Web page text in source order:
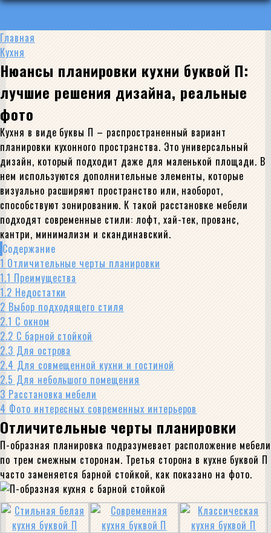
Главная
Кухня
Нюансы планировки кухни буквой П:
лучшие решения дизайна, реальные
фото
Кухня в виде буквы П – распространенный вариант
планировки кухонного пространства. Это универсальный
дизайн, который подходит даже для маленькой площади. В
нем используются дополнительные элементы, которые
визуально расширяют пространство или, наоборот,
способствуют зонированию. К такой расстановке мебели
подходят современные стили: лофт, хай-тек, прованс,
кантри, минимализм и скандинавский.
Содержание
1 Отличительные черты планировки
1.1 Преимущества
1.2 Недостатки
2 Выбор подходящего стиля
2.1 С окном
2.2 С барной стойкой
2.3 Для острова
2.4 Для совмещенной кухни и гостиной
2.5 Для небольшого помещения
3 Расстановка мебели
4 Фото интересных современных интерьеров
Отличительные черты планировки
П-образная планировка подразумевает расположение мебели
по трем смежным сторонам. Третья сторона в кухне буквой П
часто заменяется барной стойкой, как показано на фото.